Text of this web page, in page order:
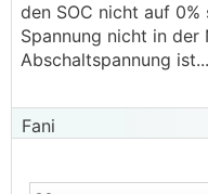
den SOC nicht auf
Spannung nicht in der
Abschaltspannung
Fani